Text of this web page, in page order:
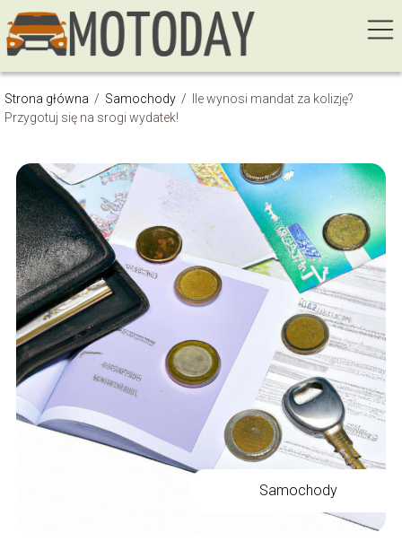
Strona główna / Samochody /
Ile wynosi mandat za kolizję?
Przygotuj się na srogi wydatek!
Samochody